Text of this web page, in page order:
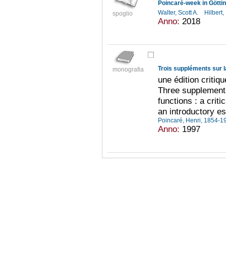
spoglio Walter, Scott A.
Anno: 2018
monografia Trois suppléments sur
une édition
Three
functions : a
an introductory
Poincaré, Henri, 1854-
Anno: 1997